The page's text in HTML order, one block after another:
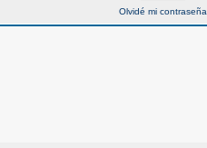
Olvidé mi contraseña